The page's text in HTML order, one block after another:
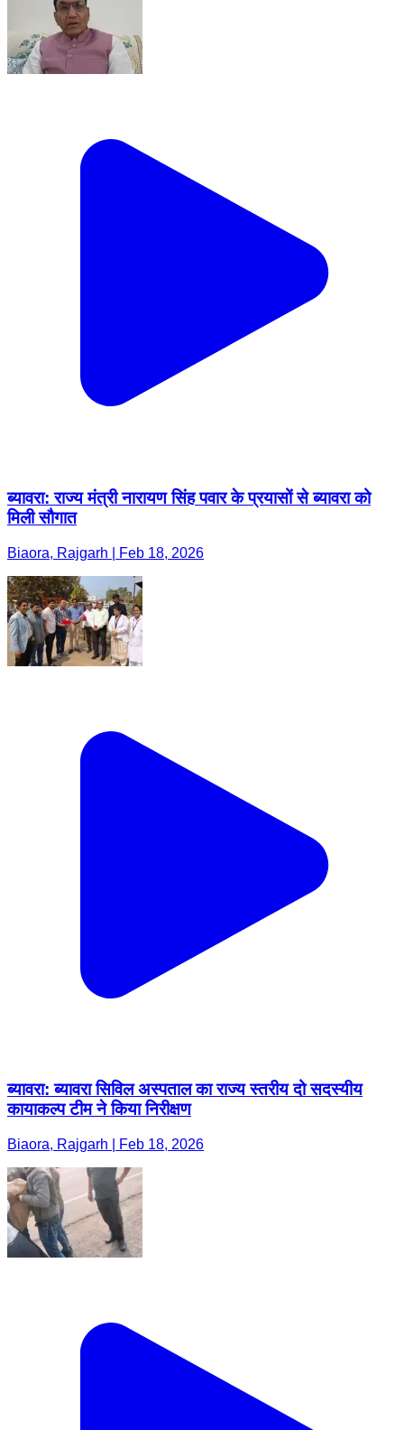
ब्यावरा: राज्य मंत्री नारायण सिंह पवार के प्रयासों से ब्यावरा को
मिली सौगात
Biaora, Rajgarh | Feb 18, 2026
ब्यावरा: ब्यावरा सिविल अस्पताल का राज्य स्तरीय दो सदस्यीय
कायाकल्प टीम ने किया निरीक्षण
Biaora, Rajgarh | Feb 18, 2026